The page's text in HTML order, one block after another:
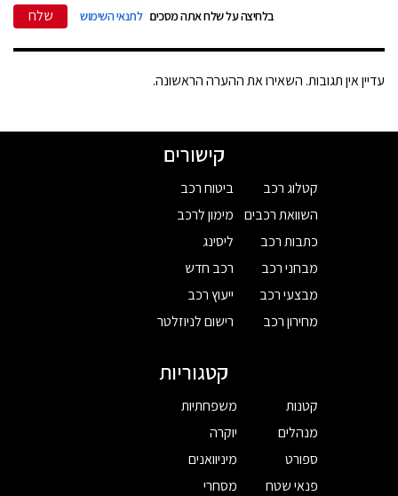
בלחיצה על שלח אתה מסכים לתנאי השימוש שלח
עדיין אין תגובות. השאירו את ההערה הראשונה.
קישורים
קטלוג רכב
השוואת רכבים
כתבות רכב
מבחני רכב
מבצעי רכב
מחירון רכב
ביטוח רכב
מימון לרכב
ליסינג
רכב חדש
ייעוץ רכב
רישום לניוזלטר
קטגוריות
קטנות
מנהלים
ספורט
פנאי שטח
משפחתיות
יוקרה
מיניוואנים
מסחרי